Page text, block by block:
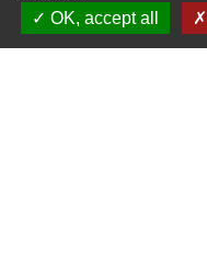
OK, accept all